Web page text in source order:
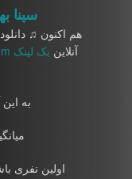
سینا
هم اکنون ♫
آنلاین بک لینک behtarinbacklink.com
به
میانگین
اولین نفری